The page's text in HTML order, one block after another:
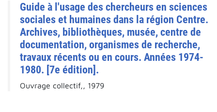
Guide à l'usage des chercheurs en sciences
sociales et humaines dans la région Centre.
Archives, bibliothèques, musée, centre de
documentation, organismes de recherche,
travaux récents ou en cours. Années 1974-
1980. [7e édition].
Ouvrage collectif,, 1979